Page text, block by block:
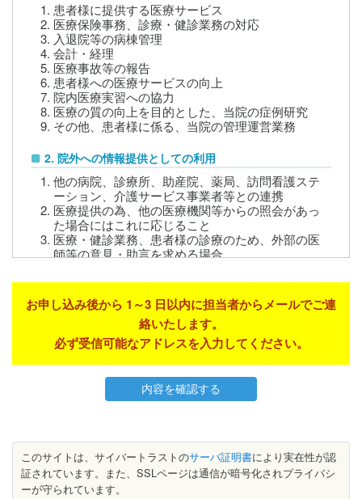
患者様に提供する医療サービス
医療保険事務、診療・健診業務の対応
入退院等の病棟管理
会計・経理
医療事故等の報告
患者様への医療サービスの向上
院内医療実習への協力
医療の質の向上を目的とした、当院の症例研究
その他、患者様に係る、当院の管理運営業務
2. 院外への情報提供としての利用
他の病院、診療所、助産院、薬局、訪問看護ステ
ーション、介護サービス事業者等との連携
医療提供の為、他の医療機関等からの照会があっ
た場合にはこれに応じること
医療・健診業務、患者様の診療のため、外部の医
師等の意見・助言を求める場合
ご家族等への病状説明
保険事務の委託
審査支払機関へのレセプトの提供
審査支払機関または保険者からの照会への回答
企業・健康組合様からの委託を受けて行う、企
業・健康組合様へのその結果の通知
医師賠償責任保険等に係る、医療に関する専門の
団体や保険会社等への相談または届出等
その他、患者様への医療保険事務に関する利用、
ため、上尾中央医科グループの病院・施設からの
照会があった場合にこれに応じること
3. その他の利用
お申し込み後から 1～3 日以内に担当者からメールでご連
絡いたします。
必ず受信可能なアドレスを入力してください。
このサイトは、サイバートラストのサーバ証明書により実在性が認
証されています。また、SSLページは通信が暗号化されプライバシ
ーが守られています。